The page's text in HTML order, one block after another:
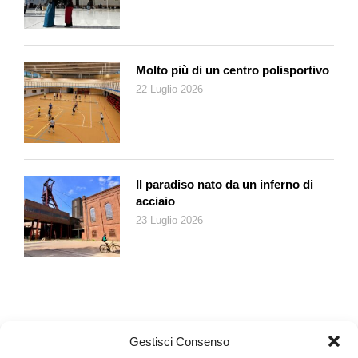
Gestisci Consenso
perché sapevano che tutte le famiglie hanno le loro disfunzioni,
gli attori in contesti di guerra, antisemitismo o paura, a mio
giudizio è più semplice arrivare direttamente al pubblico se
usiamo l’ironia. Certo, anche la fase del montaggio è
fondamentale: è un processo lungo perché bisogna trovare
l’equilibrio giusto tra il tema serio e la battuta. Chaplin
del pubblico e capire cosa aggiustare. Basta un secondo in più
o in meno per cambiare tutto: l’umorismo non è mai
matematico, ma empirico.
Ci racconta dell’origine del film, degli elementi personali e
tende a restituire il romanzo di una famiglia, non la sua verità.Il
Molto più di un centro polisportivo
22 Luglio 2026
Il paradiso nato da un inferno di
acciaio
23 Luglio 2026